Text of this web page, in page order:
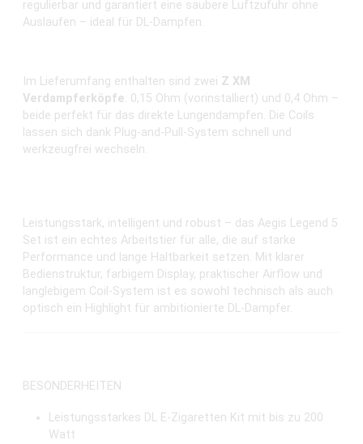
regulierbar und garantiert eine saubere Luftzufuhr ohne
Auslaufen – ideal für DL-Dampfen.
Im Lieferumfang enthalten sind zwei Z XM
Verdampferköpfe: 0,15 Ohm (vorinstalliert) und 0,4 Ohm –
beide perfekt für das direkte Lungendampfen. Die Coils
lassen sich dank Plug-and-Pull-System schnell und
werkzeugfrei wechseln.
Leistungsstark, intelligent und robust – das Aegis Legend 5
Set ist ein echtes Arbeitstier für alle, die auf starke
Performance und lange Haltbarkeit setzen. Mit klarer
Bedienstruktur, farbigem Display, praktischer Airflow und
langlebigem Coil-System ist es sowohl technisch als auch
optisch ein Highlight für ambitionierte DL-Dampfer.
BESONDERHEITEN
Leistungsstarkes DL E-Zigaretten Kit mit bis zu 200
Watt